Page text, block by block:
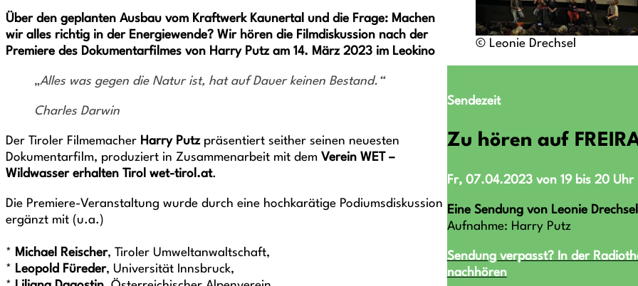
Über den geplanten Ausbau vom Kraftwerk Kaunertal und die Frage: Machen
wir alles richtig in der Energiewende? Wir hören die Filmdiskussion nach der
Premiere des Dokumentarfilmes von Harry Putz am 14. März 2023 im Leokino
„Alles was gegen die Natur ist, hat auf Dauer keinen Bestand.“
Charles Darwin
Der Tiroler Filmemacher Harry Putzpräsentiert seither seinen neuesten
Dokumentarfilm, produziert in Zusammenarbeit mit dem Verein WET –
Wildwasser erhalten Tirol wet-tirol.at.
Die Premiere-Veranstaltung wurde durch eine hochkarätige Podiumsdiskussion
ergänzt mit (u.a.)
* Michael Reischer, Tiroler Umweltanwaltschaft,
* Leopold Füreder, Universität Innsbruck,
© Leonie Drechsel
Sendezeit
Zu hören auf
Fr, 07.04.2023 von 19 bis 20 Uhr
Eine Sendung von Leonie Drechsel
Aufnahme: Harry Putz
Sendung verpasst? In der
nachhören